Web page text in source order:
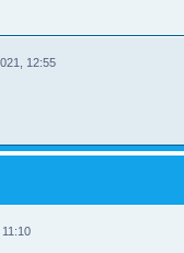
12:55